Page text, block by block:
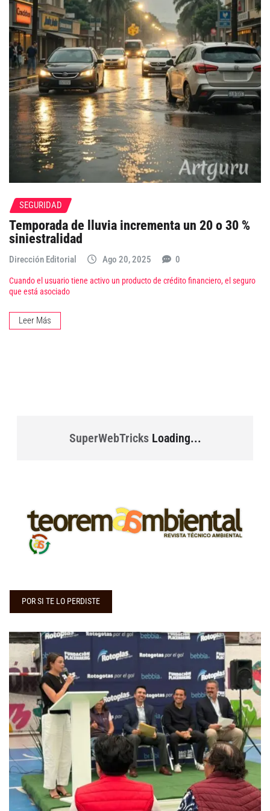
SEGURIDAD
Temporada de lluvia incrementa un 20 o 30 %
siniestralidad
Dirección Editorial Ago 20, 2025 0
Cuando el usuario tiene activo un producto de crédito financiero, el seguro
que está asociado
Leer Más
SuperWebTricksLoading...
POR SI TE LO PERDISTE